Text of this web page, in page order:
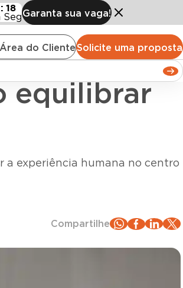
Área do ClienteSolicite uma proposta
: 17
SegGaranta sua vaga!
equilibrar
experiência humana no centro
Compartilhe